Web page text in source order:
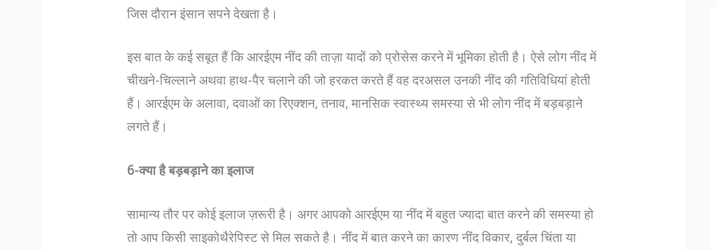
जिस दौरान इंसान सपने देखता है।
इस बात के कई सबूत हैं कि आरईएम नींद की ताज़ा यादों को प्रोसेस करने में भूमिका होती है। ऐसे लोग नींद में
चीखने-चिल्लाने अथवा हाथ-पैर चलाने की जो हरकत करते हैं वह दरअसल उनकी नींद की गतिविधियां होती
हैं। आरईएम के अलावा, दवाओं का रिएक्शन, तनाव, मानसिक स्वास्थ्य समस्या से भी लोग नींद में बड़बड़ाने
लगते हैं।
6-क्या है बड़बड़ाने का इलाज
सामान्य तौर पर कोई इलाज ज़रूरी है। अगर आपको आरईएम या नींद में बहुत ज्यादा बात करने की समस्या हो
तो आप किसी साइकोथैरेपिस्ट से मिल सकते है। नींद में बात करने का कारण नींद विकार, दुर्बल चिंता या